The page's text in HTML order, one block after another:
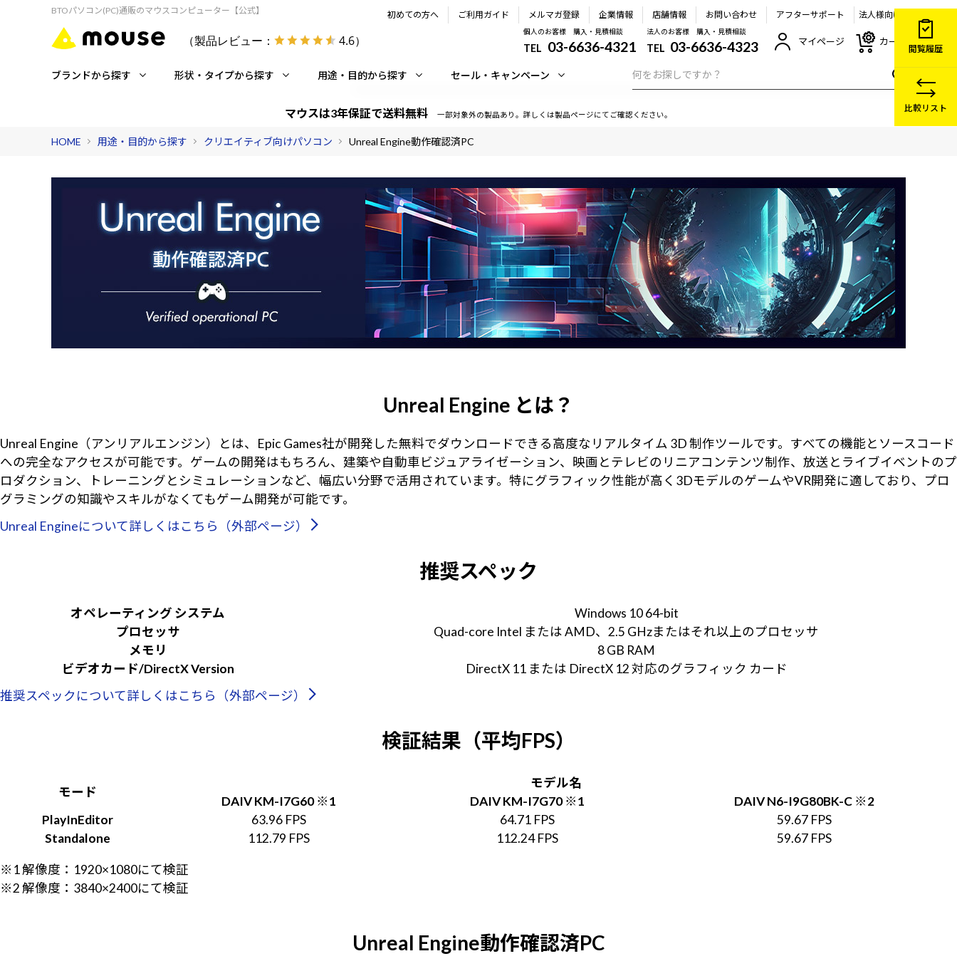
BTOパソコン(PC)通販のマウスコンピューター【公式】
（製品レビュー： 4.6）
初めての方へ ご利用ガイド メルマガ登録 企業情報 店舗情報 お問い合わせ アフターサポート 法人様向け
個人のお客様 購入・見積相談
TEL 03-6636-4321
法人のお客様 購入・見積相談
TEL 03-6636-4323 マイページ カート
ブランドから探す 形状・タイプから探す 用途・目的から探す セール・キャンペーン
マウスは3年保証で送料無料 一部対象外の製品あり。詳しくは製品ページにてご確認ください。
HOME 用途・目的から探す クリエイティブ向けパソコン Unreal Engine動作確認済PC
Unreal Engine とは？
Unreal Engine（アンリアルエンジン）とは、Epic Games社が開発した無料でダウンロードできる高度なリアルタイム 3D 制作ツールです。すべての機能とソースコード
への完全なアクセスが可能です。ゲームの開発はもちろん、建築や自動車ビジュアライゼーション、映画とテレビのリニアコンテンツ制作、放送とライブイベントのプ
ロダクション、トレーニングとシミュレーションなど、幅広い分野で活用されています。特にグラフィック性能が高く3DモデルのゲームやVR開発に適しており、プロ
グラミングの知識やスキルがなくてもゲーム開発が可能です。
Unreal Engineについて詳しくはこちら（外部ページ）
推奨スペック
オペレーティング システム
Windows 10 64-bit
プロセッサ
Quad-core Intel または AMD、2.5 GHzまたはそれ以上のプロセッサ
メモリ
8 GB RAM
ビデオカード/DirectX Version
DirectX 11 または DirectX 12 対応のグラフィック カード
推奨スペックについて詳しくはこちら（外部ページ）
検証結果（平均FPS）
モード
モデル名
DAIV KM-I7G60 ※1
DAIV KM-I7G70 ※1
DAIV N6-I9G80BK-C ※2
PlayInEditor
63.96 FPS 64.71 FPS
59.67 FPS
Standalone
112.79 FPS 112.24 FPS 59.67 FPS
※1 解像度：1920×1080にて検証
※2 解像度：3840×2400にて検証
Unreal Engine動作確認済PC
閲覧履歴
比較リスト